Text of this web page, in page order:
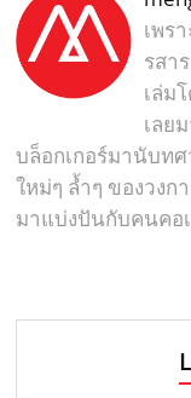
เพร
รสา
เล่ม
เลย
บล็อกเกอร์มานับท
ใหม่ๆ ล้ำๆ ของวง
มาแบ่งปันกับคนคอ